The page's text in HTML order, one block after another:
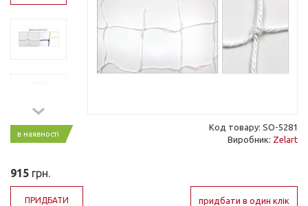
в наявності
Код товару: SO-5281
Виробник: Zelart
915 грн.
ПРИДБАТИ придбати в один клік